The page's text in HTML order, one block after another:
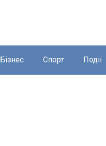
Бізнес Спорт Події